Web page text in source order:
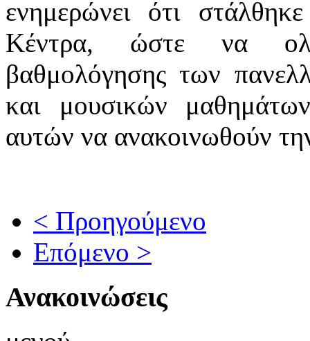
ενημερώνει ότι
Κέντρα, ώστε να
βαθμολόγησης των
και μουσικών
αυτών να ανακοινωθούν
< Προηγούμενο
Επόμενο >
Ανακοινώσεις